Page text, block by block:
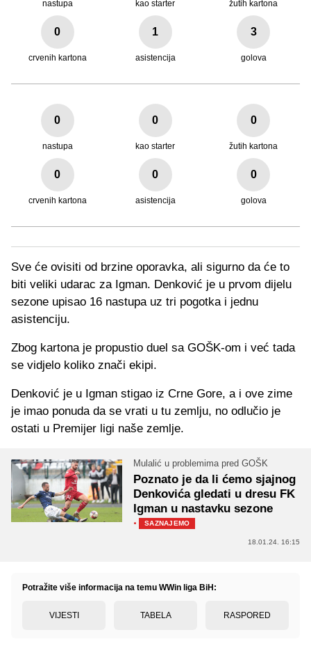
nastupa kao starter žutih kartona
0
crvenih kartona
1
asistencija
3
golova
0
nastupa
0
kao starter
0
žutih kartona
0
crvenih kartona
0
asistencija
0
golova
Sve će ovisiti od brzine oporavka, ali sigurno da će to
biti veliki udarac za Igman. Denković je u prvom dijelu
sezone upisao 16 nastupa uz tri pogotka i jednu
asistenciju.
Zbog kartona je propustio duel sa GOŠK-om i već tada
se vidjelo koliko znači ekipi.
Denković je u Igman stigao iz Crne Gore, a i ove zime
je imao ponuda da se vrati u tu zemlju, no odlučio je
ostati u Premijer ligi naše zemlje.
Mulalić u problemima pred GOŠK
Poznato je da li ćemo sjajnog
Denkovića gledati u dresu FK
Igman u nastavku sezone
· SAZNAJEMO
18.01.24. 16:15
Potražite više informacija na temu WWin liga BiH:
VIJESTI TABELA RASPORED